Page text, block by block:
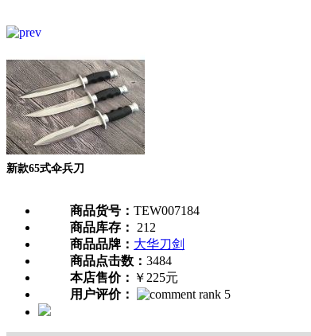
新款65式伞兵刀
商品货号： TEW007184
商品库存：
212
商品品牌： 大华刀剑
商品点击数： 3484
本店售价： ￥225元
用户评价：